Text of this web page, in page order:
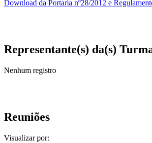
Download da Portaria nº28/2012 e
Representante(s) da(s)
Nenhum registro
Reuniões
Visualizar por: